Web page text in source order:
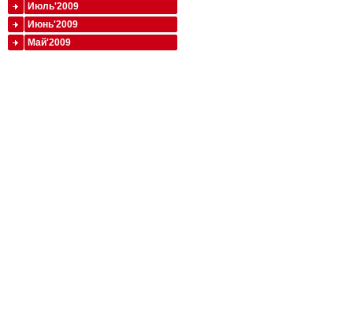
Июль'2009
Июнь'2009
Май'2009